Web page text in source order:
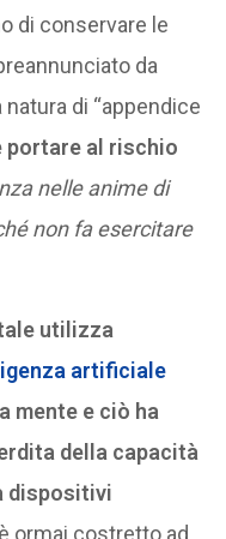
di conservare le
da
di “appendice
al rischio
nelle anime di
non fa esercitare
utilizza
artificiale
mente e ciò ha
della capacità
dispositivi
è ormai costretto ad